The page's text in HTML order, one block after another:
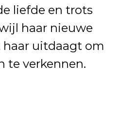
liefde en trots
haar nieuwe
uitdaagt om
te verkennen.